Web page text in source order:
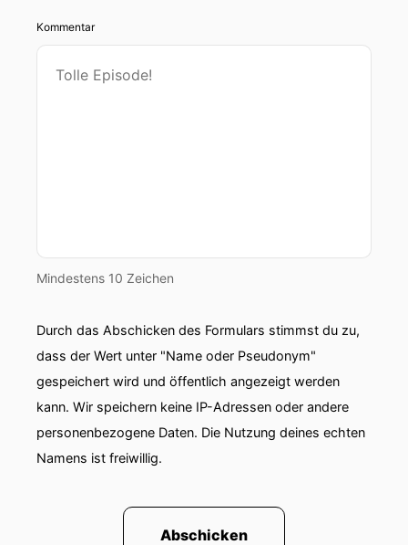
Kommentar
Mindestens 10 Zeichen
Durch das Abschicken des Formulars stimmst du zu,
dass der Wert unter "Name oder Pseudonym"
gespeichert wird und öffentlich angezeigt werden
kann. Wir speichern keine IP-Adressen oder andere
personenbezogene Daten. Die Nutzung deines echten
Namens ist freiwillig.
Abschicken